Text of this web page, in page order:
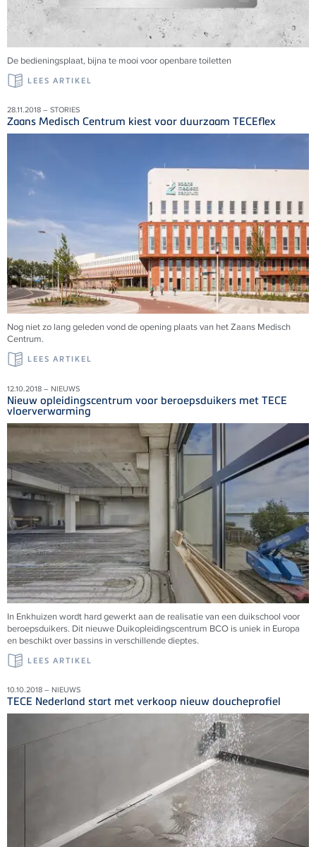
De bedieningsplaat, bijna te mooi voor openbare toiletten
LEES ARTIKEL
28.11.2018 – STORIES
Zaans Medisch Centrum kiest voor duurzaam TECEflex
Nog niet zo lang geleden vond de opening plaats van het Zaans Medisch
Centrum.
LEES ARTIKEL
12.10.2018 – NIEUWS
Nieuw opleidingscentrum voor beroepsduikers met TECE
vloerverwarming
In Enkhuizen wordt hard gewerkt aan de realisatie van een duikschool voor
beroepsduikers. Dit nieuwe Duikopleidingscentrum BCO is uniek in Europa
en beschikt over bassins in verschillende dieptes.
LEES ARTIKEL
10.10.2018 – NIEUWS
TECE Nederland start met verkoop nieuw doucheprofiel